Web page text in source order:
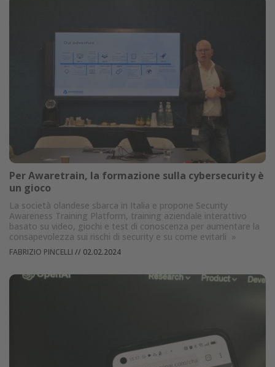
Per Awaretrain, la formazione sulla cybersecurity è
un gioco
La società olandese sbarca in Italia e propone Security
Awareness Training Platform, training aziendale interattivo
basato su video, giochi e test di conoscenza per aumentare la
consapevolezza sui rischi di security e su come evitarli »
FABRIZIO PINCELLI // 02.02.2024